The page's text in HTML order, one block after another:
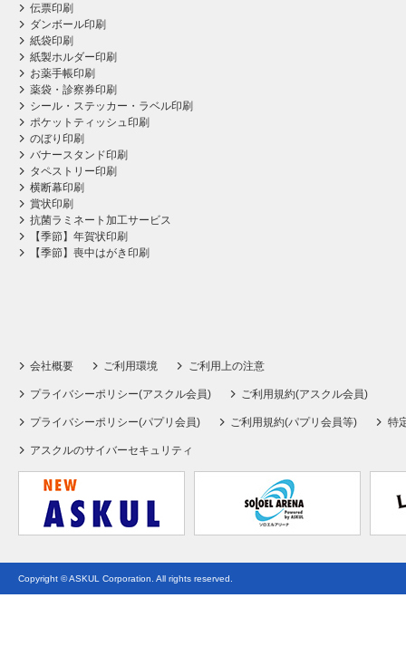
伝票印刷
ダンボール印刷
紙袋印刷
紙製ホルダー印刷
お薬手帳印刷
薬袋・診察券印刷
シール・ステッカー・ラベル印刷
ポケットティッシュ印刷
のぼり印刷
バナースタンド印刷
タペストリー印刷
横断幕印刷
賞状印刷
抗菌ラミネート加工サービス
【季節】年賀状印刷
【季節】喪中はがき印刷
会社概要 ご利用環境 ご利用上の注意
プライバシーポリシー(アスクル会員) ご利用規約(アスクル会員)
プライバシーポリシー(パプリ会員) ご利用規約(パプリ会員等) 特
アスクルのサイバーセキュリティ
Copyright © ASKUL Corporation. All rights reserved.